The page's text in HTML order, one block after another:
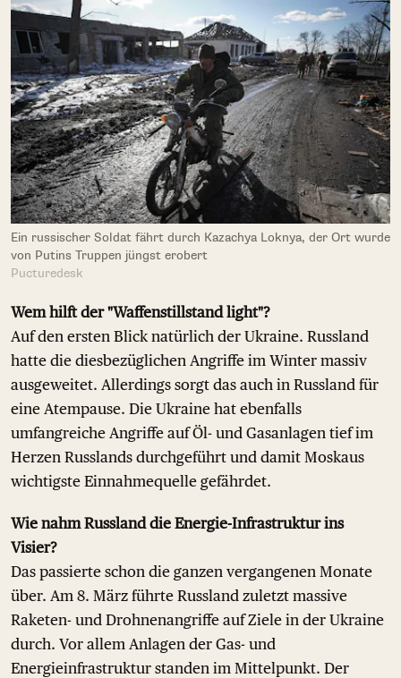
Ein russischer Soldat fährt durch Kazachya Loknya, der Ort wurde
von Putins Truppen jüngst erobert
Pucturedesk
Wem hilft der "Waffenstillstand light"?
Auf den ersten Blick natürlich der Ukraine. Russland
hatte die diesbezüglichen Angriffe im Winter massiv
ausgeweitet. Allerdings sorgt das auch in Russland für
eine Atempause. Die Ukraine hat ebenfalls
umfangreiche Angriffe auf Öl- und Gasanlagen tief im
Herzen Russlands durchgeführt und damit Moskaus
wichtigste Einnahmequelle gefährdet.
Wie nahm Russland die Energie-Infrastruktur ins
Visier?
Das passierte schon die ganzen vergangenen Monate
über. Am 8. März führte Russland zuletzt massive
Raketen- und Drohnenangriffe auf Ziele in der Ukraine
durch. Vor allem Anlagen der Gas- und
Energieinfrastruktur standen im Mittelpunkt. Der